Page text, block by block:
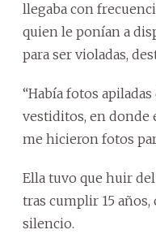
llegaba con
quien le ponían a
para ser violadas,
“Había fotos
vestiditos, en donde
me hicieron fotos
Ella tuvo que huir
tras cumplir 15 años,
silencio.